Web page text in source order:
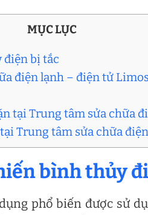
MỤC LỤC
điện bị tắc
điện lạnh – điện tử
tại Trung tâm sửa chữa
Trung tâm sửa chữa
bình thủy
phổ biến được sử